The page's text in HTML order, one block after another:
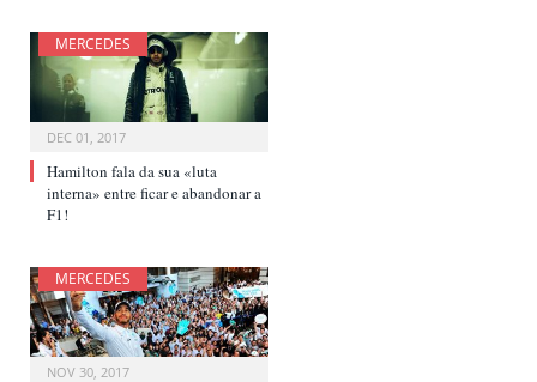
MERCEDES
DEC 01, 2017
Hamilton fala da sua «luta
interna» entre ficar e abandonar a
F1!
MERCEDES
NOV 30, 2017